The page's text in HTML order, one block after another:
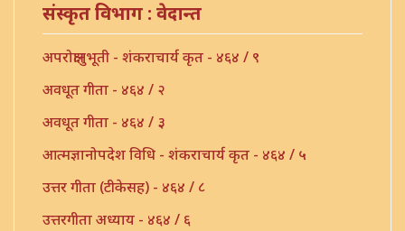
संस्कृत विभाग : वेदान्त
अपरोक्षानुभूती - शंकराचार्य कृत - ४६४ / ९
अवधूत गीता - ४६४ / २
अवधूत गीता - ४६४ / ३
आत्मज्ञानोपदेश विधि - शंकराचार्य कृत - ४६४ / ५
उत्तर गीता (टीकेसह) - ४६४ / ८
उत्तरगीता अध्याय - ४६४ / ६